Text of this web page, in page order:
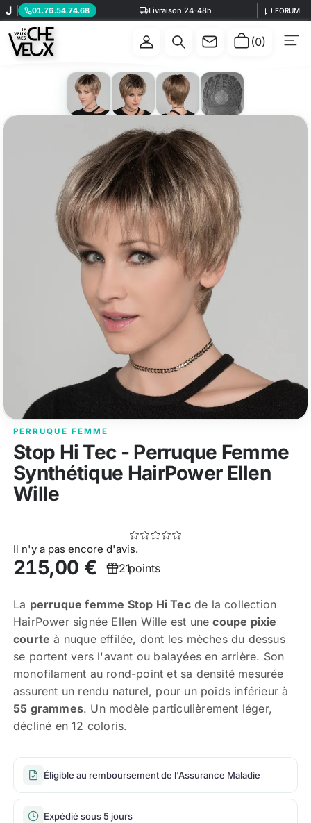
J 01.76.54.74.68 Livraison 24-48h FORUM
(0)
PERRUQUE FEMME
Stop Hi Tec - Perruque Femme
Synthétique HairPower Ellen
Wille
Il n'y a pas encore d'avis.
215,00 € 21points
La perruque femme Stop Hi Tecde la collection
HairPower signée Ellen Wille est unecoupe pixie
courte à nuque effilée, dont les mèches du dessus
se portent vers l'avant ou balayées en arrière. Son
monofilament au rond-point et sa densité mesurée
assurent un rendu naturel, pour un poids inférieur à
55 grammes. Un modèle particulièrement léger,
décliné en 12 coloris.
Éligible au remboursement de l'Assurance Maladie
Expédié sous 5 jours
SOMMAIRE La perruque femme Stop Hi Tec Ellen Wille, une